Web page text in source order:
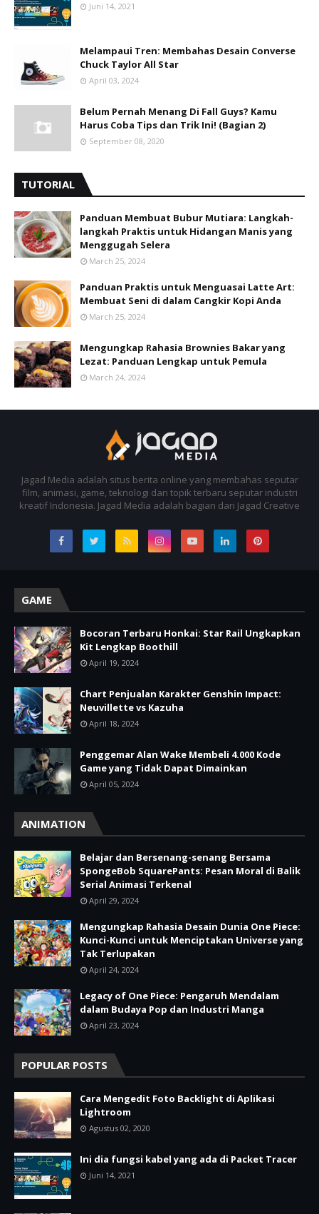
Juni 14, 2021
Melampaui Tren: Membahas Desain Converse
Chuck Taylor All Star
April 03, 2024
Belum Pernah Menang Di Fall Guys? Kamu
Harus Coba Tips dan Trik Ini! (Bagian 2)
September 08, 2020
TUTORIAL
Panduan Membuat Bubur Mutiara: Langkah-
langkah Praktis untuk Hidangan Manis yang
Menggugah Selera
March 25, 2024
Panduan Praktis untuk Menguasai Latte Art:
Membuat Seni di dalam Cangkir Kopi Anda
March 25, 2024
Mengungkap Rahasia Brownies Bakar yang
Lezat: Panduan Lengkap untuk Pemula
March 24, 2024
Jagad Media adalah situs berita online yang membahas seputar
film, animasi, game, teknologi dan topik terbaru seputar industri
kreatif Indonesia. Jagad Media adalah bagian dari Jagad Creative
GAME
Bocoran Terbaru Honkai: Star Rail Ungkapkan
Kit Lengkap Boothill
April 19, 2024
Chart Penjualan Karakter Genshin Impact:
Neuvillette vs Kazuha
April 18, 2024
Penggemar Alan Wake Membeli 4.000 Kode
Game yang Tidak Dapat Dimainkan
April 05, 2024
ANIMATION
Belajar dan Bersenang-senang Bersama
SpongeBob SquarePants: Pesan Moral di Balik
Serial Animasi Terkenal
April 29, 2024
Mengungkap Rahasia Desain Dunia One Piece:
Kunci-Kunci untuk Menciptakan Universe yang
Tak Terlupakan
April 24, 2024
Legacy of One Piece: Pengaruh Mendalam
dalam Budaya Pop dan Industri Manga
April 23, 2024
POPULAR POSTS
Cara Mengedit Foto Backlight di Aplikasi
Lightroom
Agustus 02, 2020
Ini dia fungsi kabel yang ada di Packet Tracer
Juni 14, 2021